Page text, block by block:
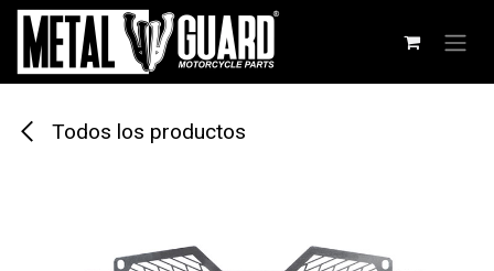
Ir al contenido
Todos los productos